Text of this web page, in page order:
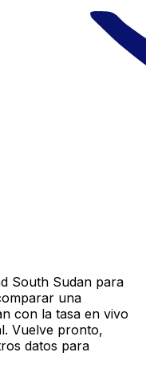
South Sudan para
una
con la tasa en vivo
Vuelve pronto,
datos para